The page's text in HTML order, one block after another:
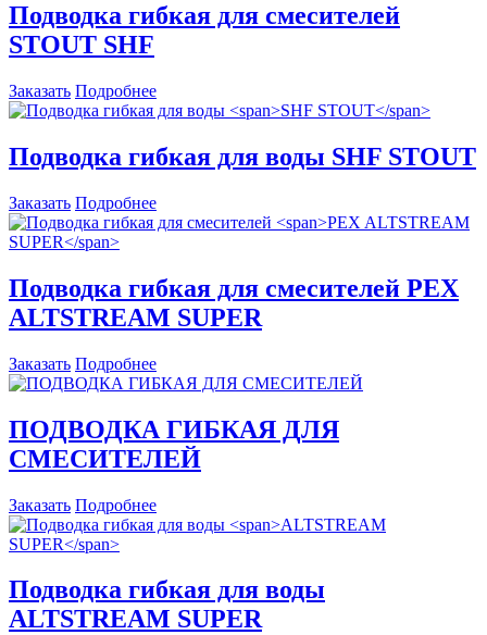
Подводка гибкая для смесителей
STOUT SHF
Заказать Подробнее
Подводка гибкая для воды SHF STOUT
Заказать Подробнее
Подводка гибкая для смесителей PEX
ALTSTREAM SUPER
Заказать Подробнее
ПОДВОДКА ГИБКАЯ ДЛЯ
СМЕСИТЕЛЕЙ
Заказать Подробнее
Подводка гибкая для воды
ALTSTREAM SUPER